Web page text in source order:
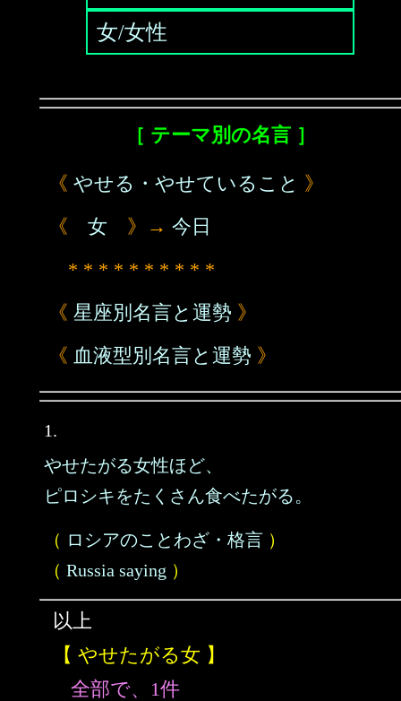
女/女性
［ テーマ別の名言 ］
《 やせる・やせていること 》
《 女 》→ 今日
* * * * * * * * * *
《 星座別名言と運勢 》
《 血液型別名言と運勢 》
1.
やせたがる女性ほど、
ピロシキをたくさん食べたがる。
（ ロシアのことわざ・格言 ）
（ Russia saying ）
以上
【 やせたがる女 】
全部で、1件